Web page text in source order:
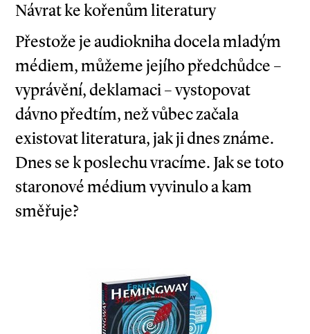
Návrat ke kořenům literatury
Přestože je audiokniha docela mladým
médiem, můžeme jejího předchůdce –
vyprávění, deklamaci – vystopovat
dávno předtím, než vůbec začala
existovat literatura, jak ji dnes známe.
Dnes se k poslechu vracíme. Jak se toto
staronové médium vyvinulo a kam
směřuje?